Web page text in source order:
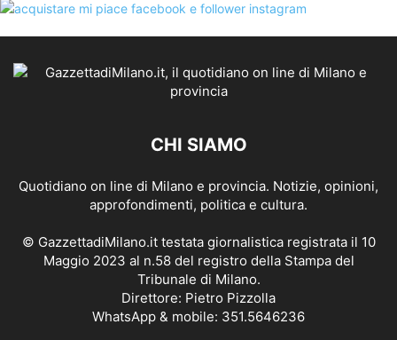
CHI SIAMO
Quotidiano on line di Milano e provincia. Notizie, opinioni,
approfondimenti, politica e cultura.
© GazzettadiMilano.it testata giornalistica registrata il 10
Maggio 2023 al n.58 del registro della Stampa del
Tribunale di Milano.
Direttore: Pietro Pizzolla
WhatsApp & mobile: 351.5646236